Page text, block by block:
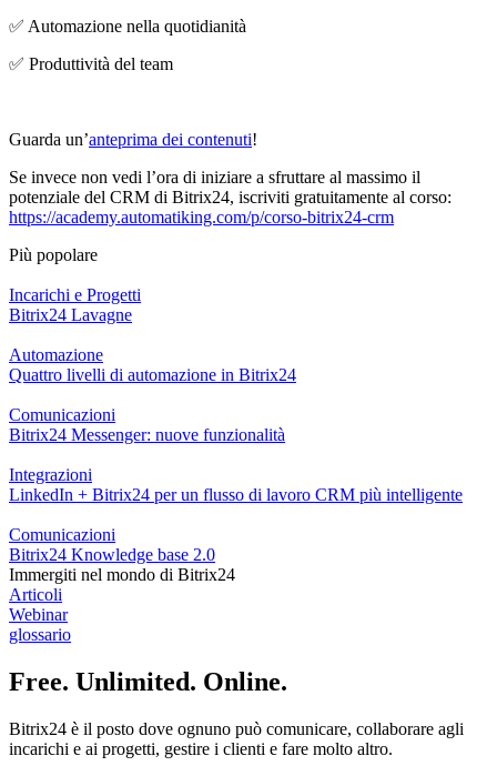
✅ Automazione nella quotidianità
✅ Produttività del team
Guarda un’anteprima dei contenuti!
Se invece non vedi l’ora di iniziare a sfruttare al massimo il
potenziale del CRM di Bitrix24, iscriviti gratuitamente al corso:
https://academy.automatiking.com/p/corso-bitrix24-crm
Più popolare
Incarichi e Progetti
Bitrix24 Lavagne
Automazione
Quattro livelli di automazione in Bitrix24
Comunicazioni
Bitrix24 Messenger: nuove funzionalità
Integrazioni
LinkedIn + Bitrix24 per un flusso di lavoro CRM più intelligente
Comunicazioni
Bitrix24 Knowledge base 2.0
Immergiti nel mondo di Bitrix24
Articoli
Webinar
glossario
Free. Unlimited. Online.
Bitrix24 è il posto dove ognuno può comunicare, collaborare agli
incarichi e ai progetti, gestire i clienti e fare molto altro.